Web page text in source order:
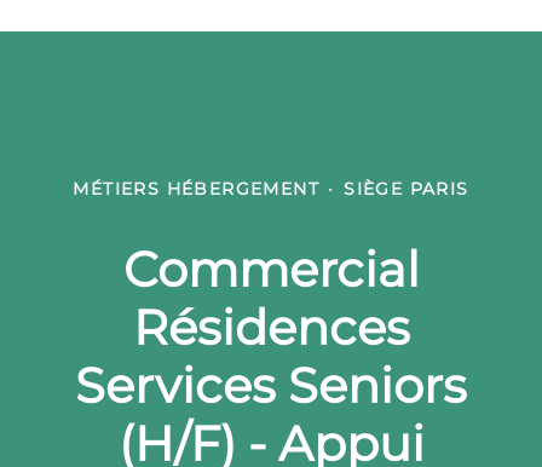
MÉTIERS HÉBERGEMENT · SIÈGE PARIS
Commercial
Résidences
Services Seniors
(H/F) - Appui